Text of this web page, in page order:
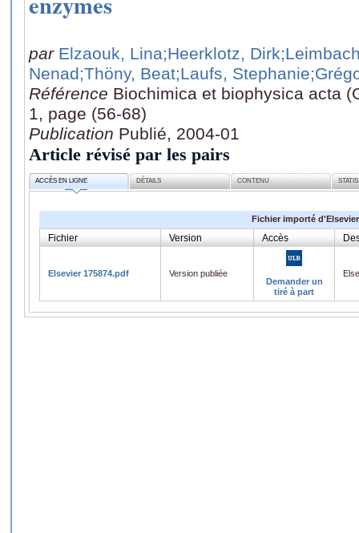
par Elzaouk, Lina;Heerklotz, Dirk
Nenad;Thöny, Beat;Laufs, Stephanie
Référence Biochimica et biophysica acta
1, page (56-68)
Publication Publié, 2004-01
Article révisé par les pairs
ACCÈS EN LIGNE DÉTAILS CONTENU
Fichier importé d'Elsevier
Fichier Version Accès
Elsevier 175874.pdf
Version publiée
Demander un
tiré à part